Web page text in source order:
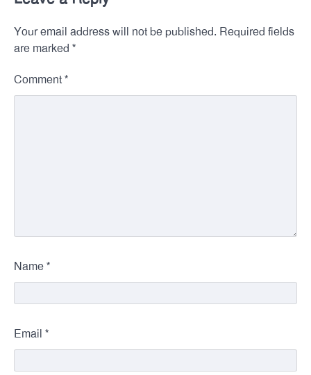
Your email address will not be published. Required fields
are marked *
Comment *
Name *
Email *